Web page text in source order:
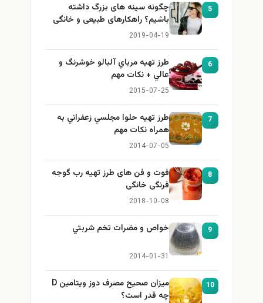
5
چگونه سینه های بزرگ داشته
باشیم؟ راهکارهای طبیعی و خانگی
برای بزرگ کردن سینه
2019-04-19
6
طرز تهيه مرباي آلبالو خوشرنگ و
عالي + نكات مهم
2015-07-25
7
طرز تهيه حلوا مجلسي زعفراني به
همراه نكات مهم
2014-07-05
8
فوت و فن های طرز تهیه رب گوجه
فرنگی خانگی
2018-10-08
9 خواص و مضرات تخم شربتي
2014-01-31
10
میزان صحیح مصرف دوز ویتامین D
چه قدر است؟